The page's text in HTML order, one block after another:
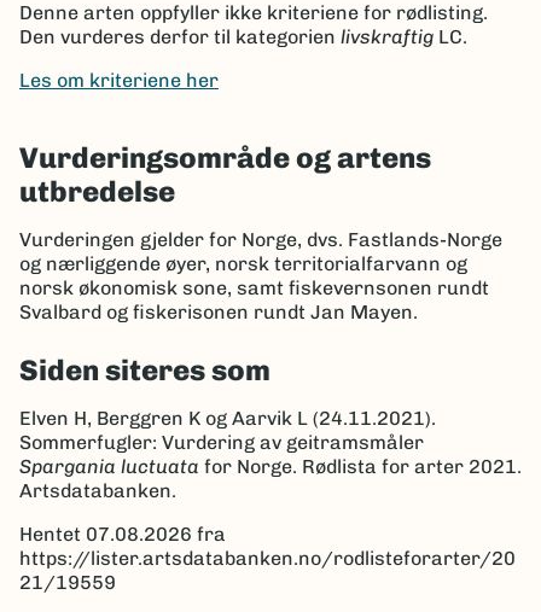
Denne arten oppfyller ikke kriteriene for rødlisting.
Den vurderes derfor til kategorien livskraftig LC.
Les om kriteriene her
Vurderingsområde og artens
utbredelse
Vurderingen gjelder for Norge, dvs. Fastlands-Norge
og nærliggende øyer, norsk territorialfarvann og
norsk økonomisk sone, samt fiskevernsonen rundt
Svalbard og fiskerisonen rundt Jan Mayen.
Siden siteres som
Elven H, Berggren K og Aarvik L (24.11.2021).
Sommerfugler: Vurdering av geitramsmåler
Spargania luctuata for Norge. Rødlista for arter 2021.
Artsdatabanken.
Hentet 07.08.2026 fra
https://lister.artsdatabanken.no/rodlisteforarter/20
21/19559